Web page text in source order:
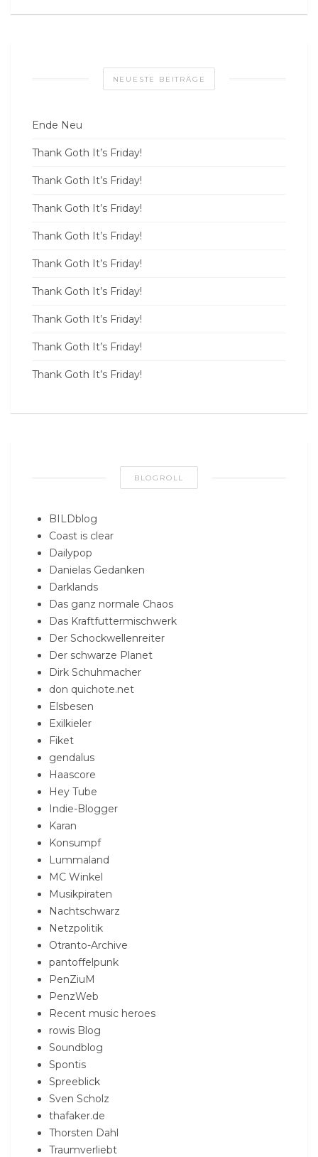
NEUESTE BEITRÄGE
Ende Neu
Thank Goth It’s Friday!
Thank Goth It’s Friday!
Thank Goth It’s Friday!
Thank Goth It’s Friday!
Thank Goth It’s Friday!
Thank Goth It’s Friday!
Thank Goth It’s Friday!
Thank Goth It’s Friday!
Thank Goth It’s Friday!
BLOGROLL
BILDblog
Coast is clear
Dailypop
Danielas Gedanken
Darklands
Das ganz normale Chaos
Das Kraftfuttermischwerk
Der Schockwellenreiter
Der schwarze Planet
Dirk Schuhmacher
don quichote.net
Elsbesen
Exilkieler
Fiket
gendalus
Haascore
Hey Tube
Indie-Blogger
Karan
Konsumpf
Lummaland
MC Winkel
Musikpiraten
Nachtschwarz
Netzpolitik
Otranto-Archive
pantoffelpunk
PenZiuM
PenzWeb
Recent music heroes
rowis Blog
Soundblog
Spontis
Spreeblick
Sven Scholz
thafaker.de
Thorsten Dahl
Traumverliebt